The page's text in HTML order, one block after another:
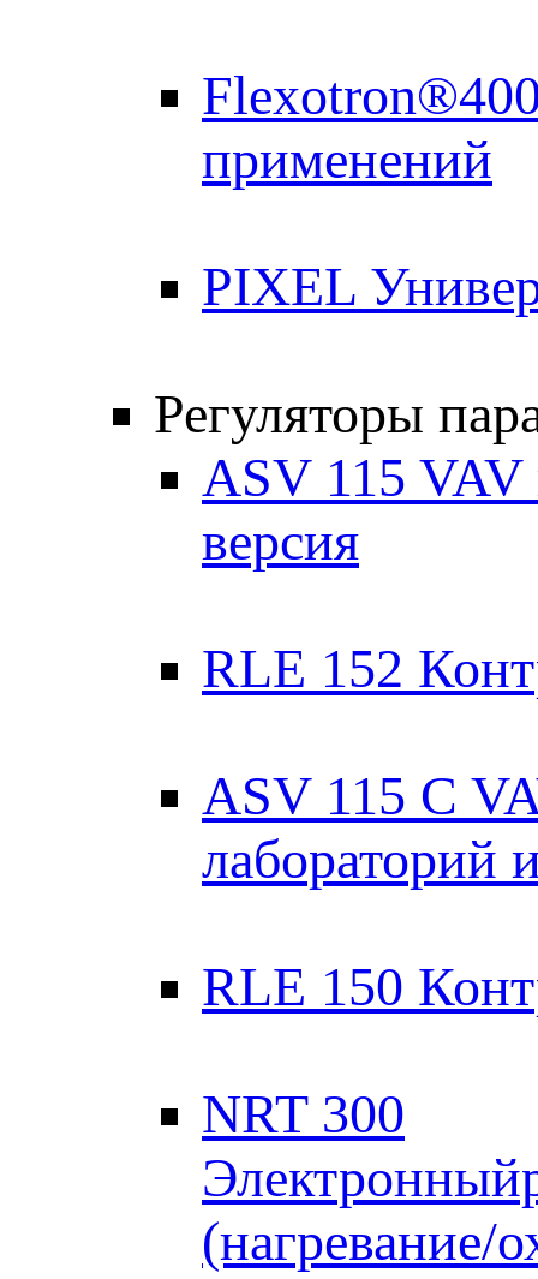
применений
PIXEL
Регуляторы
ASV 115 VAV
версия
RLE 152
ASV 115 C
лабораторий
RLE 150
NRT 300
(нагревание/